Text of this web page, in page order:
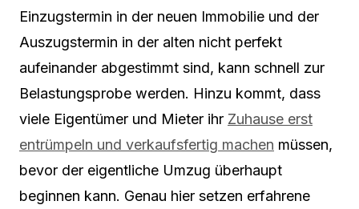
Einzugstermin in der neuen Immobilie und der
Auszugstermin in der alten nicht perfekt
aufeinander abgestimmt sind, kann schnell zur
Belastungsprobe werden. Hinzu kommt, dass
viele Eigentümer und Mieter ihr Zuhause erst
entrümpeln und verkaufsfertig machen müssen,
bevor der eigentliche Umzug überhaupt
beginnen kann. Genau hier setzen erfahrene